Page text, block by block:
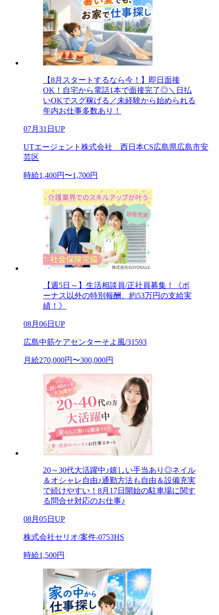
【8月スタートするなら今！】即日面接
OK！自宅から電話1本で面接完了◎＼日払
いOKでスグ稼げる／未経験から始められる
年内お仕事多数あり！
07月31日UP
UTエージェント株式会社 西日本CS広島県広島市安
芸区
時給1,400円〜1,700円
【週5日～】生活相談員/正社員募集！《ボ
ーナス以外の特別報酬、約53万円の支給実
績！》
08月06日UP
広島中筋ケアセンターそよ風/31593
月給270,000円〜300,000円
20～30代大活躍中♪嬉しい手当あり◎ネイル
＆オシャレ自由♪通勤方法も自由＆設備充実
で続けやすい！8月17日開始の駐車場に関す
る問合せ対応のお仕事♪
08月05日UP
株式会社セリオ/案件-0753HS
時給1,500円